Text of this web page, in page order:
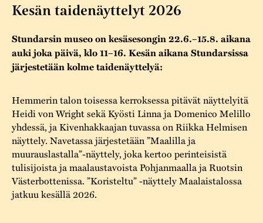
Vaellusreitti
Saavutettavuus
Kestävä kehitys
Yhteystiedot
Varaa tilat
Jarl Hemmer
Rakennukset
Rakennusperintö
Museokokoelmat
Museopedagogiikka
Käsityö
Projektit
YSTÄVÄT
Markkinat
Vuosikertomukset
Kesän taidenäyttelyt 2026
Stundarsin museo on kesäsesongin 22.6.–15.8. aikana
auki joka päivä, klo 11–16. Kesän aikana Stundarsissa
järjestetään kolme taidenäyttelyä:
Hemmerin talon toisessa kerroksessa pitävät näyttelyitä
Heidi von Wright sekä Kyösti Linna ja Domenico Melillo
yhdessä, ja Kivenhakkaajan tuvassa on Riikka Helmisen
näyttely. Navetassa järjestetään ”Maalilla ja
muurauslastalla”-näyttely, joka kertoo perinteisistä
tulisijoista ja maalaustavoista Pohjanmaalla ja Ruotsin
Västerbottenissa. ”Koristeltu” -näyttely Maalaistalossa
jatkuu kesällä 2026.